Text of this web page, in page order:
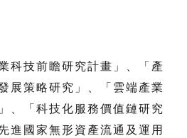
科技前瞻研究計畫」、「產
展策略研究」、「雲端產業
、「科技化服務價值鏈研究
進國家無形資產流通及運用